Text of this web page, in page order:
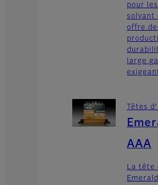
pour
solvant
offre
large
Têtes
AAA
La tête